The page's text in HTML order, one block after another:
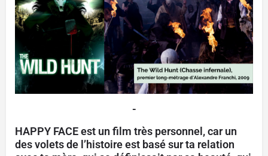
-
HAPPY FACE est un film très personnel, car un
des volets de l’histoire est basé sur ta relation